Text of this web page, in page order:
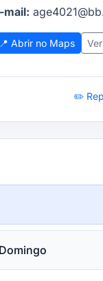
mail:
📍 Abrir no Maps
✏️
Domingo